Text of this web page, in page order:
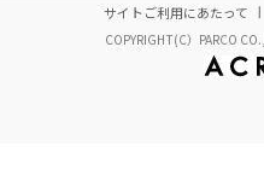
サイトご利用にあたって
COPYRIGHT(C）PARCO